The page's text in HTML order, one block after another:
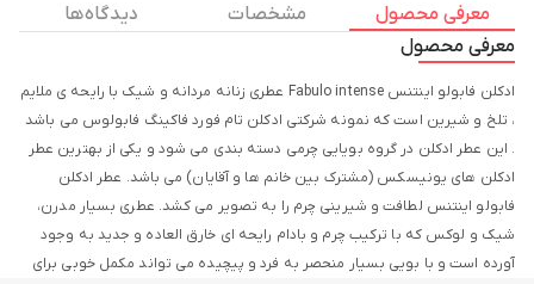
معرفی محصول مشخصات
دیدگاه ها
معرفی محصول
ادکلن فابولو اینتنس Fabulo intense عطری زنانه مردانه و شیک با رایحه ی ملایم
، تلخ و شیرین است که نمونه شرکتی ادکلن تام فورد فاکینگ فابولوس می باشد
. این عطر ادکلن در گروه بویایی چرمی دسته بندی می شود و یکی از بهترین عطر
ادکلن های یونیسکس (مشترک بین خانم ها و آقایان) می باشد. عطر ادکلن
فابولو اینتنس لطافت و شیرینی چرم را به تصویر می کشد. عطری بسیار مدرن،
شیک و لوکس که با ترکیب چرم و بادام رایحه ای خارق العاده و جدید به وجود
آورده است و با بویی بسیار منحصر به فرد و پیچیده می تواند مکمل خوبی برای